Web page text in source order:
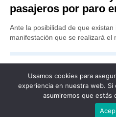
pasajeros por paro
Ante la posibilidad de que
manifestación que se realizará el
Usamos cookies para
experiencia en nuestra web.
asumiremos que estás
Publicidad